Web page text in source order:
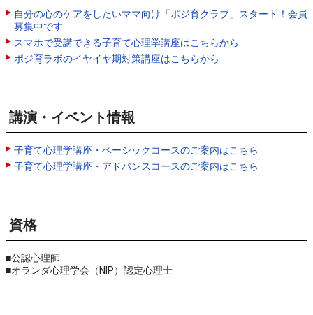
自分の心のケアをしたいママ向け「ポジ育クラブ」スタート！会員
募集中です
スマホで受講できる子育て心理学講座はこちらから
ポジ育ラボのイヤイヤ期対策講座はこちらから
講演・イベント情報
子育て心理学講座・ベーシックコースのご案内はこちら
子育て心理学講座・アドバンスコースのご案内はこちら
資格
■公認心理師
■オランダ心理学会（NIP）認定心理士